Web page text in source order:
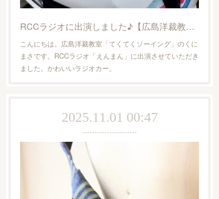
RCCラジオに出演しました♪【広島洋裁教室・てくてくソーイング】
こんにちは。広島洋裁教室「てくてくソーイング」のくに
まさです。RCCラジオ「えんまん」に出演させていただき
ました。かわいいラジオカー。
2025.11.01 00:47